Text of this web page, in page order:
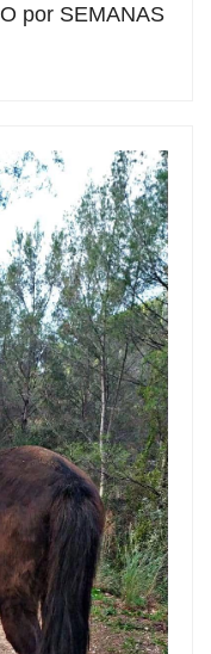
por SEMANAS